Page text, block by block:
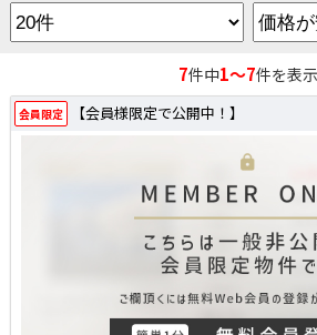
7件中1～7件を表示
会員限定 【会員様限定で公開中！】